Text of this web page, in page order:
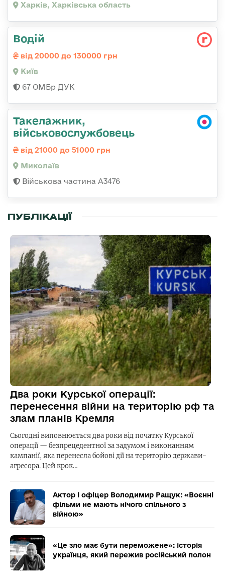
Харків, Харківська область
Водій
від 20000 до 130000 грн
Київ
67 ОМБр ДУК
Такелажник,
військовослужбовець
від 21000 до 51000 грн
Миколаїв
Військова частина А3476
ПУБЛІКАЦІЇ
Два роки Курської операції:
перенесення війни на територію рф та
злам планів Кремля
Сьогодні виповнюється два роки від початку Курської
операції — безпрецедентної за задумом і виконанням
кампанії, яка перенесла бойові дії на територію держави-
агресора. Цей крок…
Актор і офіцер Володимир Ращук: «Воєнні
фільми не мають нічого спільного з
війною»
«Це зло має бути переможене»: історія
українця, який пережив російський полон